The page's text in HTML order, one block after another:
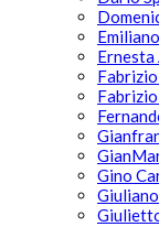
Ernesta
Gino